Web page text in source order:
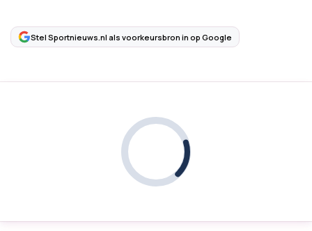
Stel Sportnieuws.nl als voorkeursbron in op Google